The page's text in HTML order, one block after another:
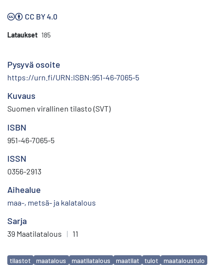
CC BY 4.0
Lataukset 185
Pysyvä osoite
https://urn.fi/URN:ISBN:951-46-7065-5
Kuvaus
Suomen virallinen tilasto (SVT)
ISBN
951-46-7065-5
ISSN
0356-2913
Aihealue
maa-, metsä- ja kalatalous
Sarja
39 Maatilatalous | 11
Avainsanat
tilastot maatalous maatilatalous maatilat tulot
maataloustulo